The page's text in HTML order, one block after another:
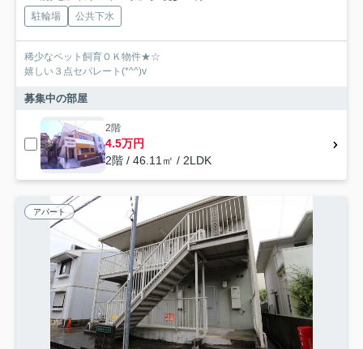
駐輪場 公共下水
稀少なペット飼育ＯＫ物件★☆
嬉しい３点セパレート(*^^)v
募集中の部屋
2階
4.5万円
2階 / 46.11㎡ / 2LDK
アパート